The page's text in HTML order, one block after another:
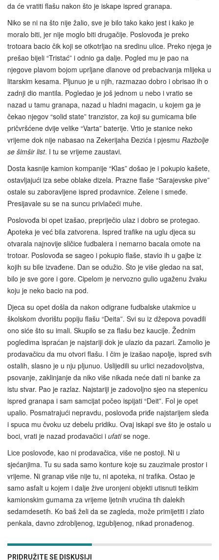
da će vratiti flašu nakon što je iskape ispred granapa.
Niko se ni na što nije žalio, sve je bilo tako kako jest i kako je
moralo biti, jer nije moglo biti drugačije. Poslovođa je preko
trotoara bacio čik koji se otkotrljao na sredinu ulice. Preko njega je
prešao bijeli “Tristać” i odnio ga dalje. Pogled mu je pao na
njegove plavom bojom uprljane dlanove od prebacivanja mlijeka u
litarskim kesama. Pljunuo je u njih, razmazao dobro i obrisao ih o
zadnji dio mantila. Pogledao je još jednom u nebo i vratio se
nazad u tamu granapa, nazad u hladni magacin, u kojem ga je
čekao njegov “solid state” tranzistor, za koji su gumicama bile
pričvršćene dvije velike “Varta” baterije. Vrtio je stanice neko
vrijeme dok nije nabasao na Zekerijaha Đezića i pjesmu Razbolje
se šimšir list. I tu se vrijeme zaustavi.
Dosta kasnije kamion kompanije “Klas” došao je i pokupio kašete,
ostavljajući iza sebe oblake dizela. Prazne flaše “Sarajevske pive”
ostale su zaboravljene ispred prodavnice. Zelene i smeđe.
Presijavale su se na suncu privlačeći muhe.
Poslovođa bi opet izašao, prepriječio ulaz i dobro se protegao.
Apoteka je već bila zatvorena. Ispred trafike na uglu djeca su
otvarala najnovije sličice fudbalera i nemarno bacala omote na
trotoar. Poslovođa se sageo i pokupio flaše, stavio ih u gajbe iz
kojih su bile izvađene. Dan se odužio. Što je više gledao na sat,
bilo je sve gore i gore. Cipelom je nervozno gulio ugaženu žvaku
koju je neko bacio na pod.
Djeca su opet došla da nakon odigrane fudbalske utakmice u
školskom dvorištu popiju flašu “Deita”. Svi su iz džepova povadili
ono siće što su imali. Skupilo se za flašu bez kaucije. Žednim
pogledima ispraćan je najstariji dok je ulazio da pazari. Zamolio je
prodavačicu da mu otvori flašu. I čim je izašao napolje, ispred svih
ostalih, slasno je u nju pljunuo. Uslijedili su urlici nezadovoljstva,
psovanje, zaklinjanje da niko više nikada neće dati ni banke za
istu stvar. Pao je razlaz. Najstariji je zadovoljno sjeo na stepenicu
ispred granapa i sam samcijat počeo ispijati “Deit”. Fol je opet
upalio. Posmatrajući nepravdu, poslovođa priđe najstarijem sleđa
i spuca mu čvoku uz debelu pridiku. Ovaj iskapi sve što je ostalo u
boci, vrati je nazad prodavačici i ufatise noge.
Lice poslovođe, kao ni prodavačica, više ne postoji. Ni u
sjećanjima. Tu su sada samo konture koje su zauzimale prostor i
vrijeme. Ni granap više nije tu, ni apoteka, ni trafika. Ostao je
samo asfalt u kojem i dalje žive uronjeni objekti utisnuti teškim
kamionskim gumama za vrijeme ljetnih vrućina tih dalekih
sedamdesetih. Ko baš želi da se zagleda, može primijetiti i zlato
penkala, davno zdrobljenog, izgubljenog, nikad pronađenog.
PRIDRUŽITE SE DISKUSIJI